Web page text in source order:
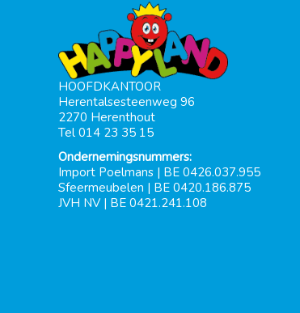
HOOFDKANTOOR
Herentalsesteenweg 96
2270 Herenthout
Tel 014 23 35 15
Ondernemingsnummers:
Import Poelmans | BE 0426.037.955
Sfeermeubelen | BE 0420.186.875
JVH NV | BE 0421.241.108